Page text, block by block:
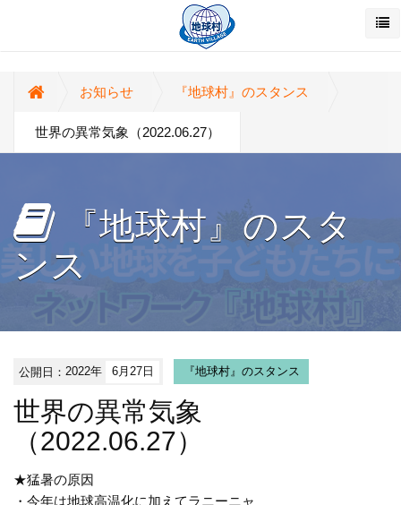
お知らせ 『地球村』のスタンス
世界の異常気象（2022.06.27）
『地球村』のスタ
ンス
公開日：2022年 6月27日 『地球村』のスタンス
世界の異常気象
（2022.06.27）
★猛暑の原因
・今年は地球高温化に加えてラニーニャ